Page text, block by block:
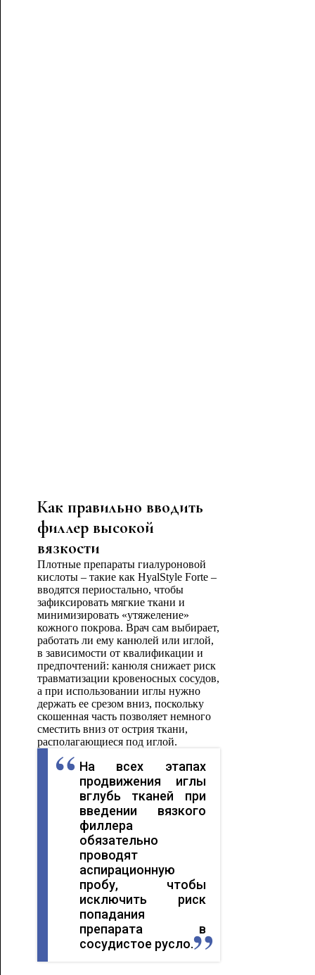
Как правильно вводить
филлер высокой
вязкости
Плотные препараты гиалуроновой
кислоты – такие как HyalStyle Forte –
вводятся периостально, чтобы
зафиксировать мягкие ткани и
минимизировать «утяжеление»
кожного покрова. Врач сам выбирает,
работать ли ему канюлей или иглой,
в зависимости от квалификации и
предпочтений: канюля снижает риск
травматизации кровеносных сосудов,
а при использовании иглы нужно
держать ее срезом вниз, поскольку
скошенная часть позволяет немного
сместить вниз от острия ткани,
располагающиеся под иглой.
На всех этапах
продвижения иглы
вглубь тканей при
введении вязкого
филлера
обязательно
проводят
аспирационную
пробу, чтобы
исключить риск
попадания
препарата в
сосудистое русло.